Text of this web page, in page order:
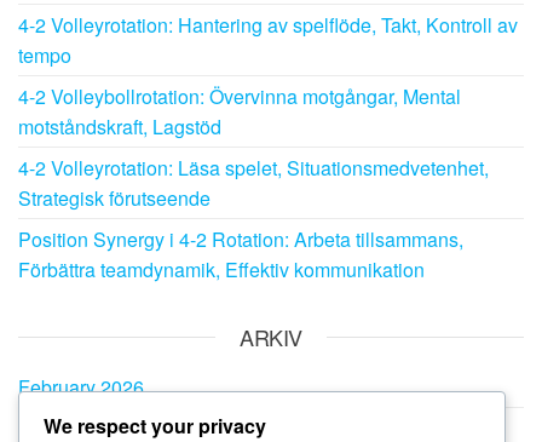
4-2 Volleyrotation: Hantering av spelflöde, Takt, Kontroll av
tempo
4-2 Volleybollrotation: Övervinna motgångar, Mental
motståndskraft, Lagstöd
4-2 Volleyrotation: Läsa spelet, Situationsmedvetenhet,
Strategisk förutseende
Position Synergy i 4-2 Rotation: Arbeta tillsammans,
Förbättra teamdynamik, Effektiv kommunikation
ARKIV
February 2026
January 2026
We respect your privacy